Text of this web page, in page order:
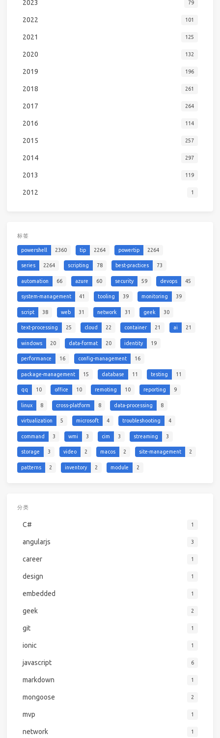
2023 79
2022 101
2021 125
2020 132
2019 196
2018 261
2017 264
2016 114
2015 257
2014 297
2013 119
2012 1
标签
powershell 2360 tip 2264 powertip 2264
series 2264 scripting 78 best-practices 73
automation 66 azure 60 security 59 devops 45
system-management 41 tooling 39 monitoring 39
script 38 web 31 network 31 geek 30
text-processing 25 cloud 22 container 21 ai 21
windows 20 data-format 20 identity 19
performance 16 config-management 16
package-management 15 database 11 testing 11
qq 10 office 10 remoting 10 reporting 9
linux 8 cross-platform 8 data-processing 8
virtualization 5 microsoft 4 troubleshooting 4
command 3 wmi 3 cim 3 streaming 3
storage 3 video 2 macos 2 site-management 2
patterns 2 inventory 2 module 2
分类
C# 1
angularjs 3
career 1
design 1
embedded 1
geek 2
git 1
ionic 1
javascript 6
markdown 1
mongoose 2
mvp 1
network 1